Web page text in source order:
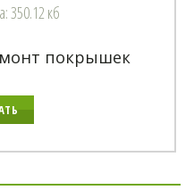
350.12 кб
покрышек